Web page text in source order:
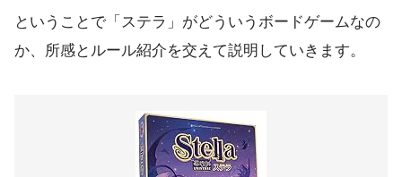
ということで「ステラ」がどういうボードゲームなの
か、所感とルール紹介を交えて説明していきます。